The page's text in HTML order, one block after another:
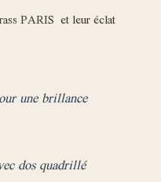
PARIS et leur éclat
une brillance
dos quadrillé